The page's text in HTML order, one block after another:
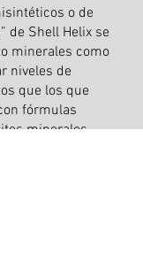
o de
de Shell Helix se
minerales como
niveles de
que los que
fórmulas
minerales.